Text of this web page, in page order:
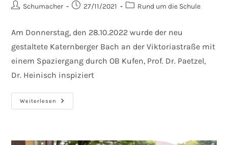
Beitrags-
Schumacher
Beitrag27/11/2021
Beitrags-
Rund um die Schule
Am Donnerstag, den 28.10.2022 wurde der neu
gestaltete Katernberger Bach an der Viktoriastraße mit
einem Spaziergang durch OB Kufen, Prof. Dr. Paetzel,
Dr. Heinisch inspiziert
Weiterlesen
Pressetermin
Am